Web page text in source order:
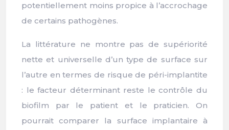
potentiellement moins propice à l’accrochage
de certains pathogènes.
La littérature ne montre pas de supériorité
nette et universelle d’un type de surface sur
l’autre en termes de risque de péri-implantite
: le facteur déterminant reste le contrôle du
biofilm par le patient et le praticien. On
pourrait comparer la surface implantaire à